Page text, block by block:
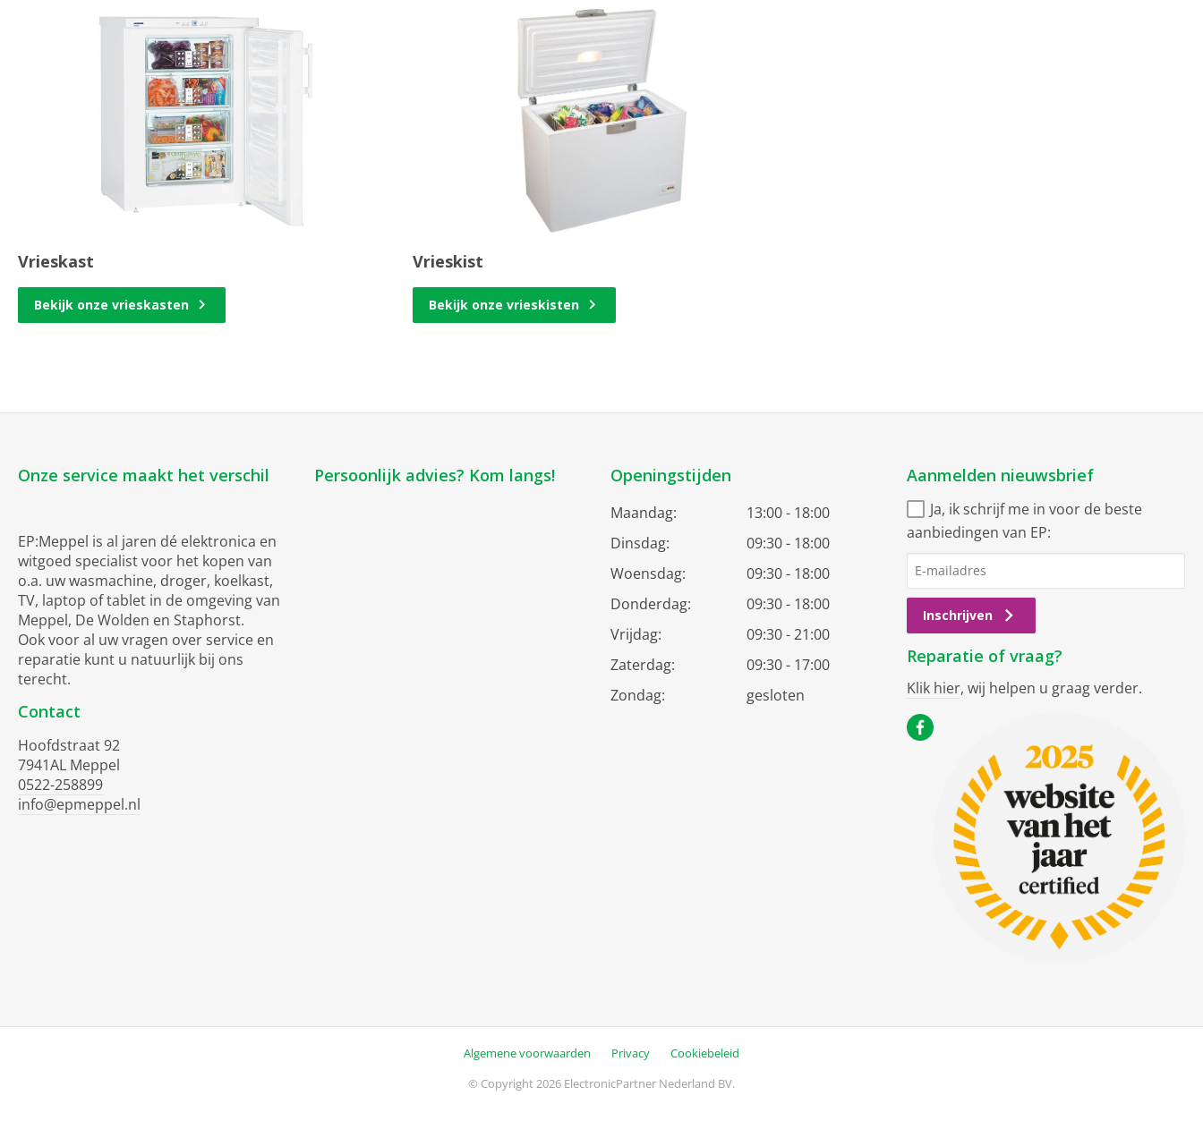
Vrieskast
Bekijk onze vrieskasten
Vrieskist
Bekijk onze vrieskisten
Onze service maakt het verschil
EP:Meppel is al jaren dé elektronica en
witgoed specialist voor het kopen van
o.a. uw wasmachine, droger, koelkast,
TV, laptop of tablet in de omgeving van
Meppel, De Wolden en Staphorst.
Ook voor al uw vragen over service en
reparatie kunt u natuurlijk bij ons
terecht.
Contact
Hoofdstraat 92
7941AL Meppel
0522-258899
info@epmeppel.nl
Persoonlijk advies? Kom langs! Openingstijden
Maandag:
13:00 - 18:00
Dinsdag:
09:30 - 18:00
Woensdag:
09:30 - 18:00
Donderdag:
09:30 - 18:00
Vrijdag:
09:30 - 21:00
Zaterdag:
09:30 - 17:00
Zondag:
gesloten
Aanmelden nieuwsbrief
Ja, ik schrijf me in voor de beste
aanbiedingen van EP:
Inschrijven
Reparatie of vraag?
Klik hier, wij helpen u graag verder.
Algemene voorwaarden Privacy
Cookiebeleid
© Copyright 2026 ElectronicPartner Nederland BV.